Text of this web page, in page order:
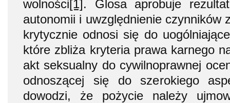
wolności[1]. Glosa aprobuje
autonomii i uwzględnienie czynników
krytycznie odnosi się do
które zbliża kryteria prawa karnego
akt seksualny do cywilnoprawnej
odnoszącej się do szerokiego
dowodzi, że pożycie należy